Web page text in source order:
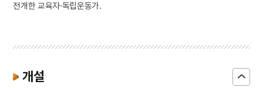
전개한 교육자·독립운동가.
개설